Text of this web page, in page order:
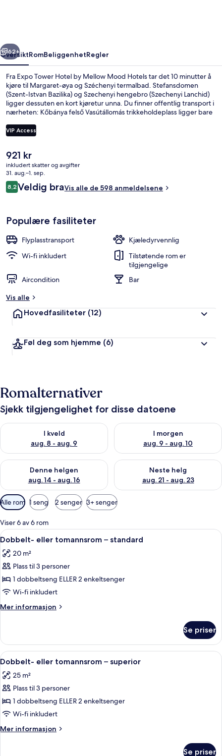
Hotels
Neste
62+
OversiktRomBeliggenhetRegler
Fra Expo Tower Hotel by Mellow Mood Hotels tar det 10 minutter å
kjøre til Margaret-øya og Széchenyi termalbad. Stefansdomen
(Szent-Istvan Bazilika) og Szechenyi hengebro (Szechenyi Lanchid)
ligger dessuten en kort kjøretur unna. Du finner offentlig transport i
nærheten: Kőbánya felső Vasútállomás trikkeholdeplass ligger bare
VIP Access
Den
nåværende
prisen
er
921 kr
921 kr
inkludert skatter og avgifter
31. aug.–1. sep.
Anmeldelser
8,28,2 av 10 –
Veldig braVis alle de 598 anmeldelsene
Populære fasiliteter
Flyplasstransport
Kjæledyrvennlig
Wi-fi inkludert
Tilstøtende rom er
tilgjengelige
Aircondition
Bar
Vis alle
Hovedfasiliteter (12)
Føl deg som hjemme (6)
Romalternativer
Sjekk tilgjengelighet for disse datoene
I kveld
aug. 8 - aug. 9
Sjekk tilgjengelighet for i kveld, aug. 8 - aug. 9
I morgen
aug. 9 - aug. 10
Sjekk tilgjengelighet for i
Denne helgen
aug. 14 - aug. 16
Sjekk tilgjengelighet for denne helgen, aug. 14 - aug. 16
Neste helg
aug. 21 - aug. 23
Sjekk tilgjengelighet for
Tilgjengelige
filtre
for
rom
Alle rom 1 seng 2 senger 3+ senger
Viser 6 av 6 rom
Åpne
alle
bildene
av
Dobbelt-
eller
tomannsrom
–
Dobbelt- eller tomannsrom –
7
Dobbelt- eller tomannsrom – standard
20 m²
Plass til 3 personer
1 dobbeltseng ELLER 2 enkeltsenger
Wi-fi inkludert
Mer informasjon
Mer
eller
tomannsrom
–
Se priser
Åpne
alle
bildene
av
Dobbelt-
eller
tomannsrom
–
Dobbelt- eller tomannsrom –
7
Dobbelt- eller tomannsrom – superior
25 m²
Plass til 3 personer
1 dobbeltseng ELLER 2 enkeltsenger
Wi-fi inkludert
Mer informasjon
Mer
Se priser